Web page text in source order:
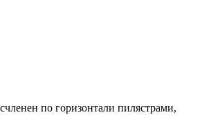
по горизонтали пилястрами,